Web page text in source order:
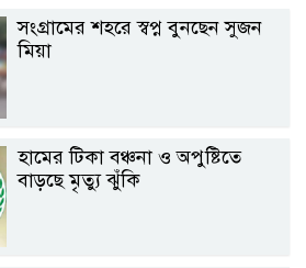
সংগ্রামের শহরে স্বপ্ন বুনছেন সুজন
মিয়া
হামের টিকা বঞ্চনা ও অপুষ্টিতে
বাড়ছে মৃত্যু ঝুঁকি